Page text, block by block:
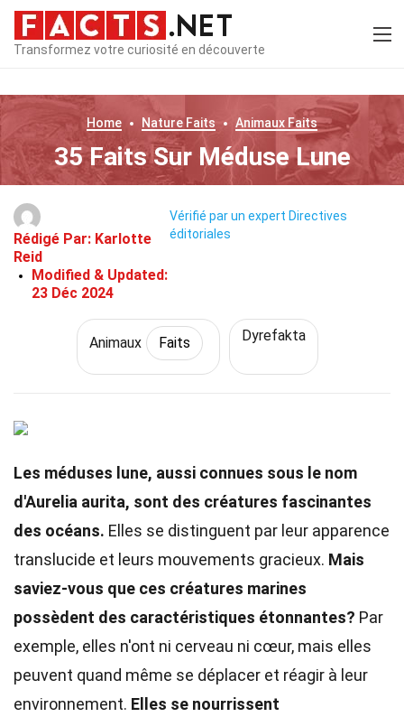
Transformez votre curiosité en découverte
Home Nature Faits Animaux Faits
35 Faits Sur Méduse Lune
Rédigé Par: Karlotte
Reid
Modified & Updated:
23 Déc 2024
Vérifié par un expert Directives
éditoriales
Animaux Faits Dyrefakta
Les méduses lune, aussi connues sous le nom
d'Aurelia aurita, sont des créatures fascinantes
des océans. Elles se distinguent par leur apparence
translucide et leurs mouvements gracieux. Mais
saviez-vous que ces créatures marines
possèdent des caractéristiques étonnantes? Par
exemple, elles n'ont ni cerveau ni cœur, mais elles
peuvent quand même se déplacer et réagir à leur
environnement. Elles se nourrissent